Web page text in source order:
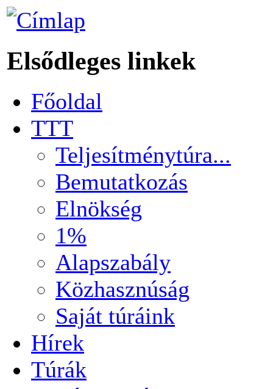
Elsődleges linkek
Főoldal
TTT
Teljesítménytúra...
Bemutatkozás
Elnökség
1%
Alapszabály
Közhasznúság
Saját túráink
Hírek
Túrák